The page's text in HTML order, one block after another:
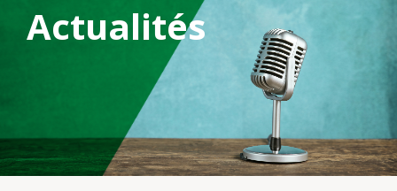
Le LCGB
Structures syndicales
Assistance au Travail
Actualités